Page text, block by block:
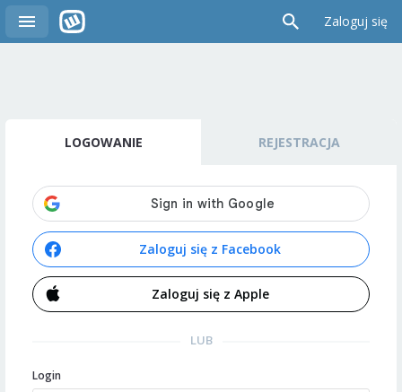
Zaloguj się
LOGOWANIE REJESTRACJA
Zaloguj się z Facebook
Zaloguj się z Apple
LUB
Login